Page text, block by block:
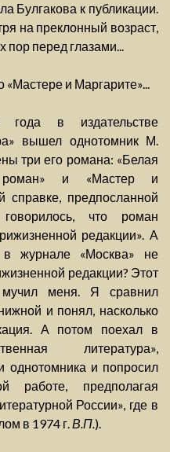
Булгакова к публикации.
на преклонный возраст,
пор перед глазами...
«Мастере и Маргарите»...
в издательстве
вышел однотомник М.
три его романа: «Белая
роман» и «Мастер и
справке, предпосланной
что роман
редакции». А
в журнале «Москва» не
редакции? Этот
меня. Я сравнил
и понял, насколько
А потом поехал в
литература»,
однотомника и попросил
работе, предполагая
России», где в
в 1974 г.В.П.).